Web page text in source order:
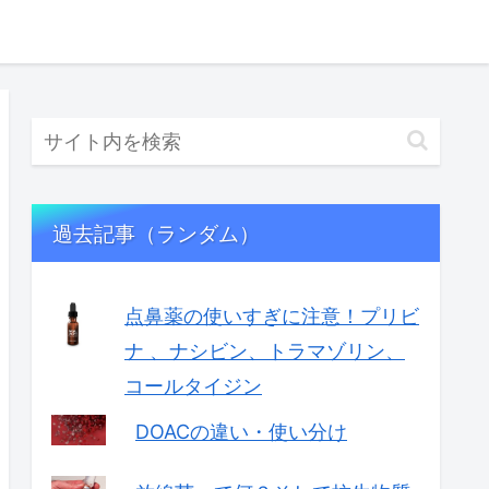
過去記事（ランダム）
点鼻薬の使いすぎに注意！プリビ
ナ 、ナシビン、トラマゾリン、
コールタイジン
DOACの違い・使い分け